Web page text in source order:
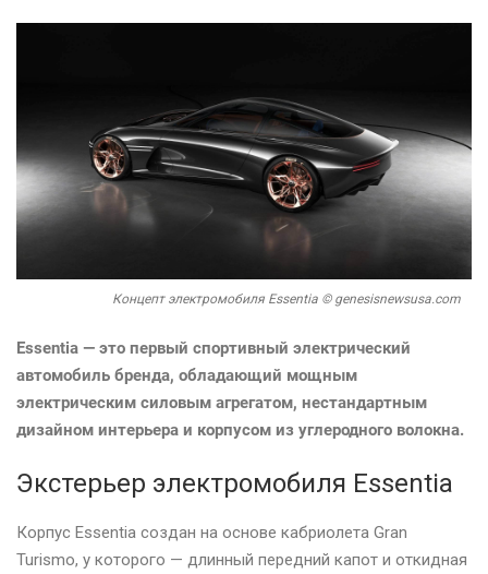
Концепт электромобиля Essentia © genesisnewsusa.com
Essentia — это первый спортивный электрический
автомобиль бренда, обладающий мощным
электрическим силовым агрегатом, нестандартным
дизайном интерьера и корпусом из углеродного волокна.
Экстерьер электромобиля Essentia
Корпус Essentia создан на основе кабриолета Gran
Turismo, у которого — длинный передний капот и откидная